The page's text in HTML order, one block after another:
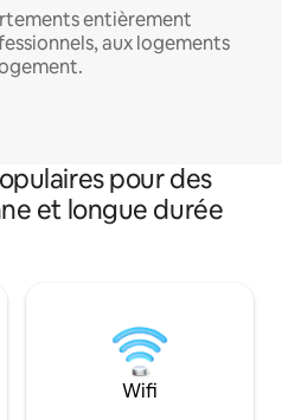
entièrement
aux logements
pour des
et longue durée
Wifi